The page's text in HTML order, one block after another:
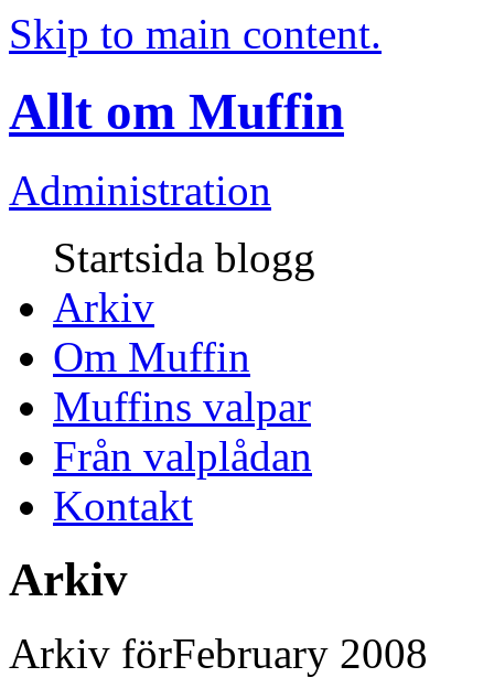
Skip to main content.
Allt om Muffin
Administration
Startsida blogg
Arkiv
Om Muffin
Muffins valpar
Från valplådan
Kontakt
Arkiv
Arkiv förFebruary 2008